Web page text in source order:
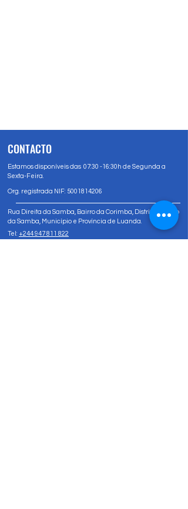
CONTACTO
Estamos disponíveis das 07:30 -16:30h de Segunda a
Sexta-Feira.
Org. registrada NIF: 5001814206
Rua Direita da Samba, Bairro da Corimba, Distrito Urbano
da Samba, Município e Província de Luanda.
Tel: +244 947 811 822